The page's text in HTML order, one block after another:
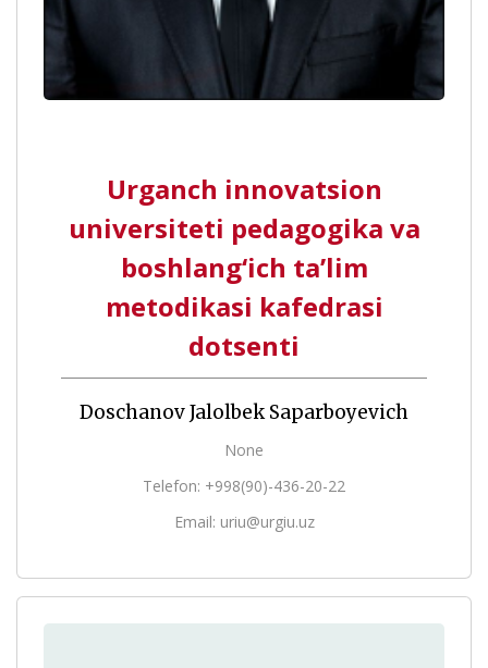
Urganch innovatsion
universiteti pedagogika va
boshlang‘ich ta’lim
metodikasi kafedrasi
dotsenti
Doschanov Jalolbek Saparboyevich
None
Telefon: +998(90)-436-20-22
Email: uriu@urgiu.uz